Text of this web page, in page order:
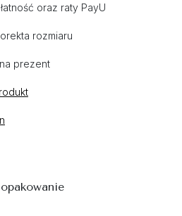
oraz raty PayU
rozmiaru
prezent